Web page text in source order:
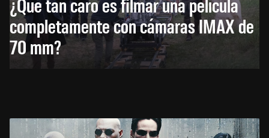
completamente con cámaras IMAX de
70 mm?